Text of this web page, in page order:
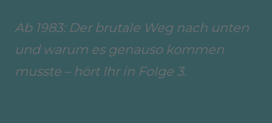
Ab 1983: Der brutale Weg nach unten
und warum es genauso kommen
musste – hört Ihr in Folge 3.